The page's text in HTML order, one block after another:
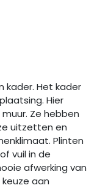
kader. Het kader
Hier
Ze hebben
uitzetten en
Plinten
vuil in de
afwerking van
aan